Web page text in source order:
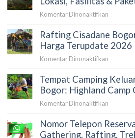
Komentar Dinonaktifkan
Camp
Curug
Fasilitas
&
Rafting Cisadane
Harga Terupdate 2026
Komentar Dinonaktifkan
Cisadane
Bogor:
Review
Harga
Tempat Camping
Bogor: Highland Camp
Komentar Dinonaktifkan
Camping
Keluarga
Nomor Telepon
Gathering, Rafting,